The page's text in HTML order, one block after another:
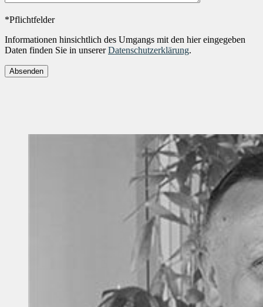
*Pflichtfelder
Informationen hinsichtlich des Umgangs mit den hier eingegeben
Daten finden Sie in unsererDatenschutzerklärung.